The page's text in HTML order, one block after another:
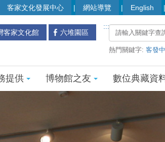
客家文化發展中心 網站導覽 English
:::
熱門關鍵字:客發
客家文化館 六堆園區
提供 博物館之友 數位典藏資